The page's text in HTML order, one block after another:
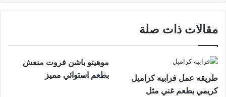
مقالات ذات صلة
طريقه عمل فرابيه كراميل
كريمي بطعم غني مثل
موهيتو باشن فروت منعش
بطعم استوائي مميز